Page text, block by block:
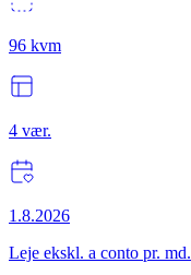
96 kvm
4 vær.
1.8.2026
Leje ekskl. a conto pr. md.